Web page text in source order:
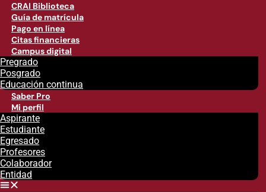
CRAI Biblioteca
Guía de matrícula
Pago en línea
Citas financieras
Campus digital
Pregrado
Posgrado
Educación continua
Saber Pro
Mi perfil
Aspirante
Estudiante
Egresado
Profesores
Colaborador
Entidad